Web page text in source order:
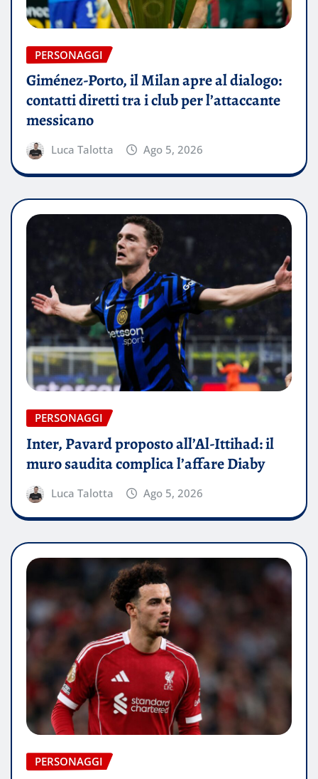
PERSONAGGI
Giménez-Porto, il Milan apre al dialogo:
contatti diretti tra i club per l’attaccante
messicano
Luca Talotta Ago 5, 2026
PERSONAGGI
Inter, Pavard proposto all’Al-Ittihad: il
muro saudita complica l’affare Diaby
Luca Talotta Ago 5, 2026
PERSONAGGI